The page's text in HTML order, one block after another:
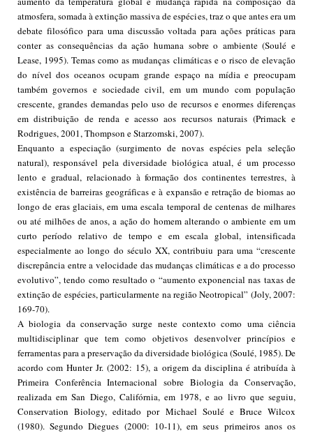
atmosfera, somada à extinção massiva de espécies, traz o que antes era um
debate filosófico para uma discussão voltada para ações práticas para
conter as consequências da ação humana sobre o ambiente (Soulé e
Lease, 1995). Temas como as mudanças climáticas e o risco de elevação
do nível dos oceanos ocupam grande espaço na mídia e preocupam
também governos e sociedade civil, em um mundo com população
crescente, grandes demandas pelo uso de recursos e enormes diferenças
em distribuição de renda e acesso aos recursos naturais (Primack e
Rodrigues, 2001, Thompson e Starzomski, 2007).
Enquanto a especiação (surgimento de novas espécies pela seleção
natural), responsável pela diversidade biológica atual, é um processo
lento e gradual, relacionado à formação dos continentes terrestres, à
existência de barreiras geográficas e à expansão e retração de biomas ao
longo de eras glaciais, em uma escala temporal de centenas de milhares
ou até milhões de anos, a ação do homem alterando o ambiente em um
curto período relativo de tempo e em escala global, intensificada
especialmente ao longo do século XX, contribuiu para uma “crescente
discrepância entre a velocidade das mudanças climáticas e a do processo
evolutivo”, tendo como resultado o “aumento exponencial nas taxas de
extinção de espécies, particularmente na região Neotropical” (Joly, 2007:
169-70).
A biologia da conservação surge neste contexto como uma ciência
multidisciplinar que tem como objetivos desenvolver princípios e
ferramentas para a preservação da diversidade biológica (Soulé, 1985). De
acordo com Hunter Jr. (2002: 15), a origem da disciplina é atribuída à
Primeira Conferência Internacional sobre Biologia da Conservação,
realizada em San Diego, Califórnia, em 1978, e ao livro que seguiu,
Conservation Biology, editado por Michael Soulé e Bruce Wilcox
(1980). Segundo Diegues (2000: 10-11), em seus primeiros anos os